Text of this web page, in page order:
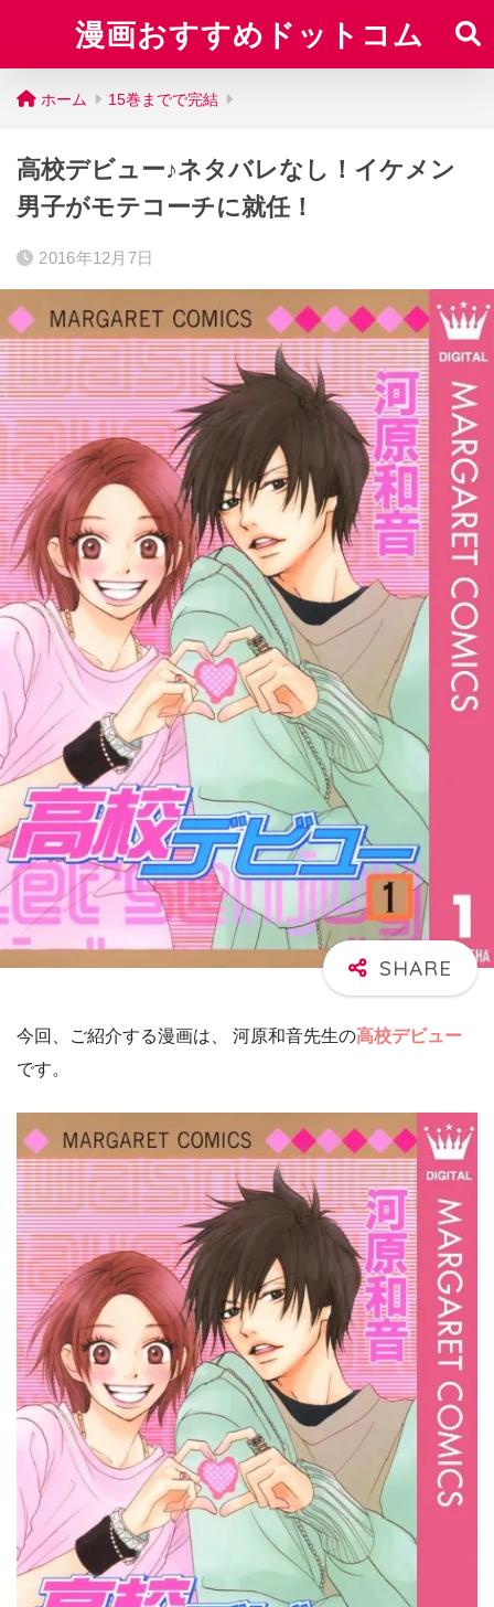
漫画おすすめドットコム
ホーム 15巻までで完結
高校デビュー♪ネタバレなし！イケメン
男子がモテコーチに就任！
2016年12月7日
今回、ご紹介する漫画は、 河原和音先生の高校デビュー
です。